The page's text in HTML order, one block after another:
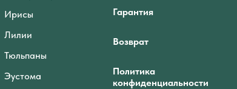
Ирисы
Лилии
Тюльпаны
Эустома
Гарантия
Возврат
Политика
конфиденциальности